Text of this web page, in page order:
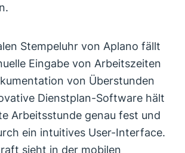
Stempeluhr von Aplano fällt
Eingabe von Arbeitszeiten
von Überstunden
Dienstplan-Software hält
Arbeitsstunde genau fest und
ein intuitives User-Interface.
sieht in der mobilen